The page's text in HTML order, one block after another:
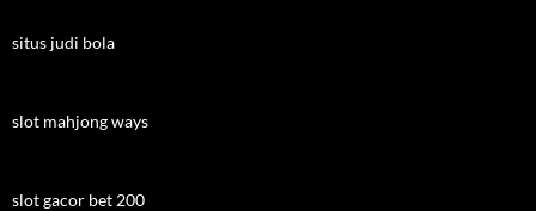
situs judi bola
slot mahjong ways
slot gacor bet 200